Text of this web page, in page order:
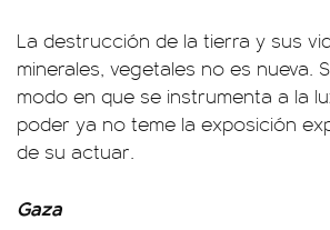
La destrucción de la tierra y sus
minerales, vegetales no es nueva.
modo en que se instrumenta a la
poder ya no teme la exposición
de su actuar.
Gaza